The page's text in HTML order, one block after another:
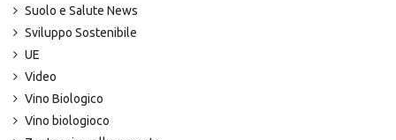
Suolo e Salute News
Sviluppo Sostenibile
UE
Video
Vino Biologico
Vino biologioco